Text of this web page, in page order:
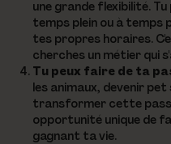
une grande flexibilité.
temps plein ou à
tes propres horaires.
cherches un métier qui
Tu peux faire de ta
les animaux, devenir
transformer cette
opportunité unique de
gagnant ta vie.